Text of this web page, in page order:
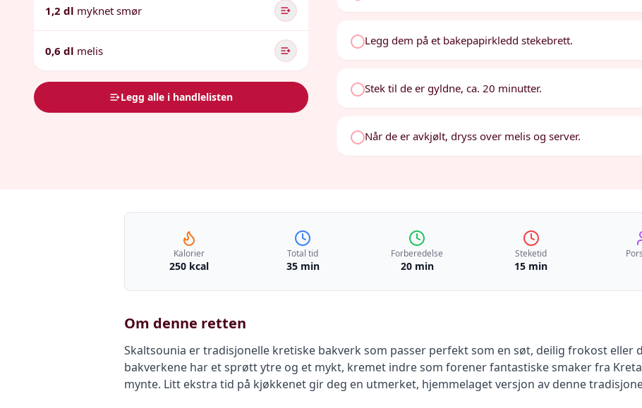
1,2 dl myknet smør
0,6 dl melis
Legg alle i handlelisten
Legg dem på et bakepapirkledd stekebrett.
Stek til de er gyldne, ca. 20 minutter.
Når de er avkjølt, dryss over melis og server.
Kalorier
250 kcal
Total tid
35 min
Forberedelse
20 min
Steketid
15 min
Om denne retten
Skaltsounia er tradisjonelle kretiske bakverk som passer perfekt som en søt, deilig frokost eller
bakverkene har et sprøtt ytre og et mykt, kremet indre som forener fantastiske smaker fra
mynte. Litt ekstra tid på kjøkkenet gir deg en utmerket, hjemmelaget versjon av denne